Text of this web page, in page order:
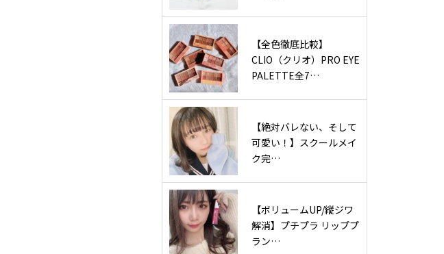
【全色徹底比較】
CLIO（クリオ）PRO EYE
PALETTE全7…
【絶対バレない、そして
可愛い！】スクールメイ
ク完…
【ボリュームUP/縦ジワ
解消】プチプラ リッププ
ラン…